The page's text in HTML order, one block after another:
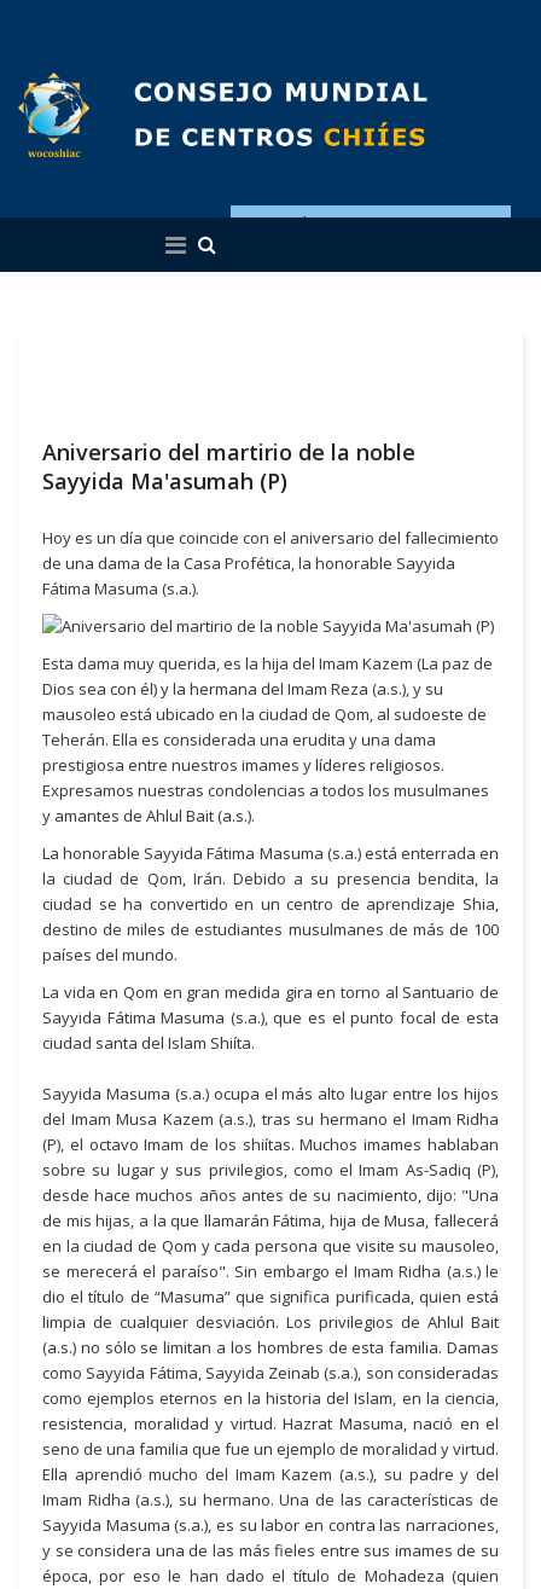
Español
Aniversario del martirio de la noble
Sayyida Ma'asumah (P)
Hoy es un día que coincide con el aniversario del fallecimiento
de una dama de la Casa Profética, la honorable Sayyida
Fátima Masuma (s.a.).
Esta dama muy querida, es la hija del Imam Kazem (La paz de
Dios sea con él) y la hermana del Imam Reza (a.s.), y su
mausoleo está ubicado en la ciudad de Qom, al sudoeste de
Teherán. Ella es considerada una erudita y una dama
prestigiosa entre nuestros imames y líderes religiosos.
Expresamos nuestras condolencias a todos los musulmanes
y amantes de Ahlul Bait (a.s.).
La honorable Sayyida Fátima Masuma (s.a.) está enterrada en
la ciudad de Qom, Irán. Debido a su presencia bendita, la
ciudad se ha convertido en un centro de aprendizaje Shia,
destino de miles de estudiantes musulmanes de más de 100
países del mundo.
La vida en Qom en gran medida gira en torno al Santuario de
Sayyida Fátima Masuma (s.a.), que es el punto focal de esta
ciudad santa del Islam Shiíta.
Sayyida Masuma (s.a.) ocupa el más alto lugar entre los hijos
del Imam Musa Kazem (a.s.), tras su hermano el Imam Ridha
(P), el octavo Imam de los shiítas. Muchos imames hablaban
sobre su lugar y sus privilegios, como el Imam As-Sadiq (P),
desde hace muchos años antes de su nacimiento, dijo: "Una
de mis hijas, a la que llamarán Fátima, hija de Musa, fallecerá
en la ciudad de Qom y cada persona que visite su mausoleo,
se merecerá el paraíso". Sin embargo el Imam Ridha (a.s.) le
dio el título de “Masuma” que significa purificada, quien está
limpia de cualquier desviación. Los privilegios de Ahlul Bait
(a.s.) no sólo se limitan a los hombres de esta familia. Damas
como Sayyida Fátima, Sayyida Zeinab (s.a.), son consideradas
como ejemplos eternos en la historia del Islam, en la ciencia,
resistencia, moralidad y virtud. Hazrat Masuma, nació en el
seno de una familia que fue un ejemplo de moralidad y virtud.
Ella aprendió mucho del Imam Kazem (a.s.), su padre y del
Imam Ridha (a.s.), su hermano. Una de las características de
Sayyida Masuma (s.a.), es su labor en contra las narraciones,
y se considera una de las más fieles entre sus imames de su
época, por eso le han dado el título de Mohadeza (quien